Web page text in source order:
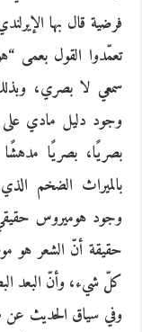
فرضية قال بها
تعمّدوا القول بعمى
سمعي لا بصري،
وجود دليل مادي
بصريًا، بصريًا مدهشًا
بالميراث الضخم
وجود هوميروس
حقيقة أنّ الشعر هو
كلّ شيء، وأنّ البعد
وفي سياق الحديث عن